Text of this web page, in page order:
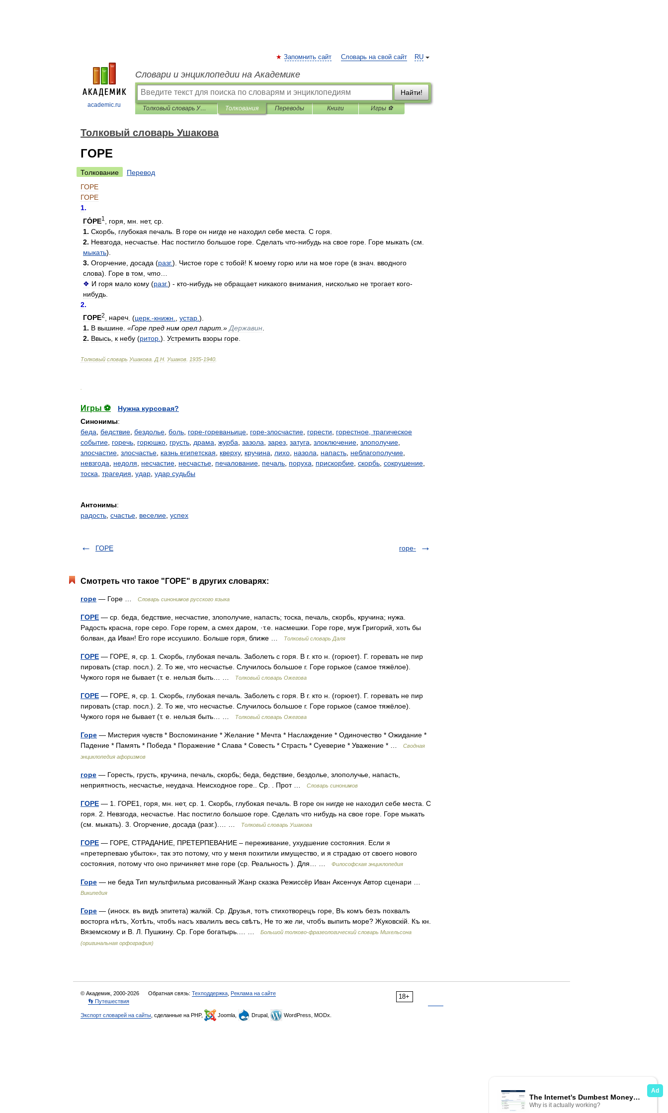
academic.ru
RU
Запомнить сайт Словарь на свой сайт
Словари и энциклопедии на Академике
Найти!
Толковый словарь Ушакова Толкования Переводы Книги Игры ⚽
Толковый словарь Ушакова
ГОРЕ
Толкование
Перевод
ГОРЕ
ГОРЕ
1.
ГО́РЕ1 горя мн нет, ср
1. Скорбь глубокая печаль В горе он нигде не находил себе места С горя
2. Невзгода несчастье Нас постигло большое горе Сделать что-нибудь на свое горе Горе мыкать (см
мыкать).
3. Огорчение досада (разг.). Чистое горе с тобой! К моему горю или на мое горе (в знач вводного
слова). Горе в том что
❖ И горя мало кому (разг.) - кто-нибудь не обращает никакого внимания нисколько не трогает кого-
нибудь
2.
ГОРЕ2 нареч . (церк .-книжн устар ).
1. В вышине. «Горе пред ним орел парит.» Державин.
2. Ввысь, к небу (ритор.). Устремить взоры горе.
Толковый словарь Ушакова Д Н Ушаков 1935-1940
Игры ⚽
Нужна курсовая?
Синонимы:
беда, бедствие, бездолье, боль, горе-гореваньице, горе-злосчастие, горести, горестное, трагическое
событие, горечь, горюшко, грусть, драма, журба, зазола, зарез, затуга, злоключение, злополучие,
злосчастие, злосчастье, казнь египетская, кверху, кручина, лихо, назола, напасть, неблагополучие,
невзгода, недоля, несчастие, несчастье, печалование, печаль, поруха, прискорбие, скорбь, сокрушение,
тоска, трагедия, удар, удар судьбы
Антонимы:
радость, счастье, веселие, успех
ГОРЕ горе-
Смотреть что такое "ГОРЕ" в других словарях:
горе — Горе … Словарь синонимов русского языка
ГОРЕ — ср. беда, бедствие, несчастие, злополучие, напасть; тоска, печаль, скорбь, кручина; нужа.
Радость красна, горе серо. Горе горем, а смех даром, ·т.е. насмешки. Горе горе, муж Григорий, хоть бы
болван, да Иван! Его горе иссушило. Больше горя, ближе …
Толковый словарь Даля
ГОРЕ — ГОРЕ, я, ср. 1. Скорбь, глубокая печаль. Заболеть с горя. В г. кто н. (горюет). Г. горевать не пир
пировать (стар. посл.). 2. То же, что несчастье. Случилось большое г. Горе горькое (самое тяжёлое).
Чужого горя не бывает (т. е. нельзя быть… …
Толковый словарь Ожегова
ГОРЕ — ГОРЕ, я, ср. 1. Скорбь, глубокая печаль. Заболеть с горя. В г. кто н. (горюет). Г. горевать не пир
пировать (стар. посл.). 2. То же, что несчастье. Случилось большое г. Горе горькое (самое тяжёлое).
Чужого горя не бывает (т. е. нельзя быть… …
Толковый словарь Ожегова
Горе — Мистерия чувств * Воспоминание * Желание * Мечта * Наслаждение * Одиночество * Ожидание *
Падение * Память * Победа * Поражение * Слава * Совесть * Страсть * Суеверие * Уважение * …
Сводная
энциклопедия афоризмов
горе — Горесть, грусть, кручина, печаль, скорбь; беда, бедствие, бездолье, злополучье, напасть,
неприятность, несчастье, неудача. Неисходное горе.. Ср. . Прот …
Словарь синонимов
ГОРЕ — 1. ГОРЕ1, горя, мн. нет, ср. 1. Скорбь, глубокая печаль. В горе он нигде не находил себе места. С
горя. 2. Невзгода, несчастье. Нас постигло большое горе. Сделать что нибудь на свое горе. Горе мыкать
(см. мыкать). 3. Огорчение, досада (разг.).… …
Толковый словарь Ушакова
ГОРЕ — ГОРЕ, СТРАДАНИЕ, ПРЕТЕРПЕВАНИЕ – переживание, ухудшение состояния. Если я
«претерпеваю убыток», так это потому, что у меня похитили имущество, и я страдаю от своего нового
состояния, потому что оно причиняет мне горе (ср. Реальность ). Для… …
Философская энциклопедия
Горе — не беда Тип мультфильма рисованный Жанр сказка Режиссёр Иван Аксенчук Автор сценари …
Википедия
Горе — (иноск. въ видѣ эпитета) жалкій. Ср. Друзья, тотъ стихотворецъ горе, Въ комъ безъ похвалъ
восторга нѣтъ, Хотѣть, чтобъ насъ хвалилъ весь свѣтъ, Не то же ли, чтобъ выпить море? Жуковскій. Къ кн.
Вяземскому и В. Л. Пушкину. Ср. Горе богатырь.… …
Большой толково-фразеологический словарь Михельсона
(оригинальная орфография)
18+
© Академик, 2000-2026 Обратная связь: Техподдержка
Реклама на сайте
👣 Путешествия
Экспорт словарей на сайты , сделанные на PHP, Joomla, Drupal, WordPress, MODx.